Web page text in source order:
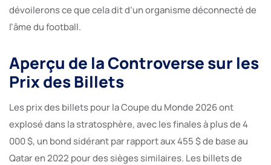
dévoilerons ce que cela dit d’un organisme déconnecté de
l’âme du football.
Aperçu de la Controverse sur les
Prix des Billets
Les prix des billets pour la Coupe du Monde 2026 ont
explosé dans la stratosphère, avec les finales à plus de 4
000 $, un bond sidérant par rapport aux 455 $ de base au
Qatar en 2022 pour des sièges similaires. Les billets de